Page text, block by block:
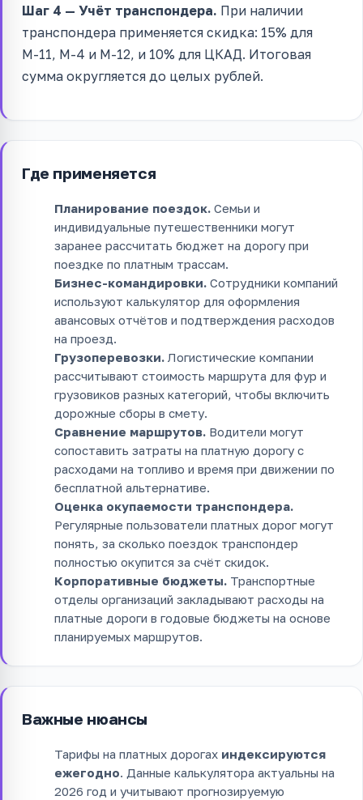
Шаг 4 — Учёт транспондера. При наличии
транспондера применяется скидка: 15% для
М-11, М-4 и М-12, и 10% для ЦКАД. Итоговая
сумма округляется до целых рублей.
Где применяется
Планирование поездок. Семьи и
индивидуальные путешественники могут
заранее рассчитать бюджет на дорогу при
поездке по платным трассам.
Бизнес-командировки. Сотрудники компаний
используют калькулятор для оформления
авансовых отчётов и подтверждения расходов
на проезд.
Грузоперевозки. Логистические компании
рассчитывают стоимость маршрута для фур и
грузовиков разных категорий, чтобы включить
дорожные сборы в смету.
Сравнение маршрутов. Водители могут
сопоставить затраты на платную дорогу с
расходами на топливо и время при движении по
бесплатной альтернативе.
Оценка окупаемости транспондера.
Регулярные пользователи платных дорог могут
понять, за сколько поездок транспондер
полностью окупится за счёт скидок.
Корпоративные бюджеты. Транспортные
отделы организаций закладывают расходы на
платные дороги в годовые бюджеты на основе
планируемых маршрутов.
Важные нюансы
Тарифы на платных дорогах индексируются
ежегодно. Данные калькулятора актуальны на
2026 год и учитывают прогнозируемую